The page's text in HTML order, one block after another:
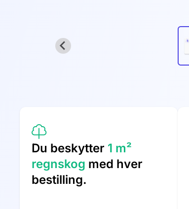
Du beskytter 1 m²
regnskog med hver
bestilling.